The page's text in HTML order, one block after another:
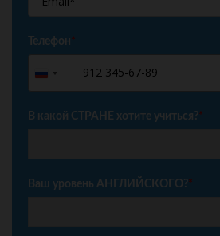
Телефон*
Russia
+7
В какой СТРАНЕ хотите учиться?*
Ваш уровень АНГЛИЙСКОГО?*